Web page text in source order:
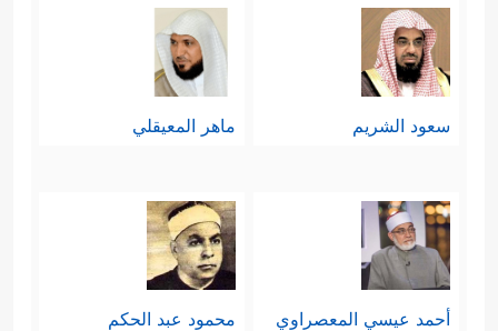
سعود الشريم ماهر المعيقلي
أحمد عيسي المعصراوي محمود عبد الحكم